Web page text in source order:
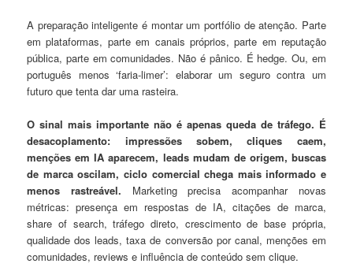
A preparação inteligente é montar um portfólio de atenção. Parte
em plataformas, parte em canais próprios, parte em reputação
pública, parte em comunidades. Não é pânico. É hedge. Ou, em
português menos ‘faria-limer’: elaborar um seguro contra um
futuro que tenta dar uma rasteira.
O sinal mais importante não é apenas queda de tráfego. É
desacoplamento: impressões sobem, cliques caem,
menções em IA aparecem, leads mudam de origem, buscas
de marca oscilam, ciclo comercial chega mais informado e
menos rastreável. Marketing precisa acompanhar novas
métricas: presença em respostas de IA, citações de marca,
share of search, tráfego direto, crescimento de base própria,
qualidade dos leads, taxa de conversão por canal, menções em
comunidades, reviews e influência de conteúdo sem clique.